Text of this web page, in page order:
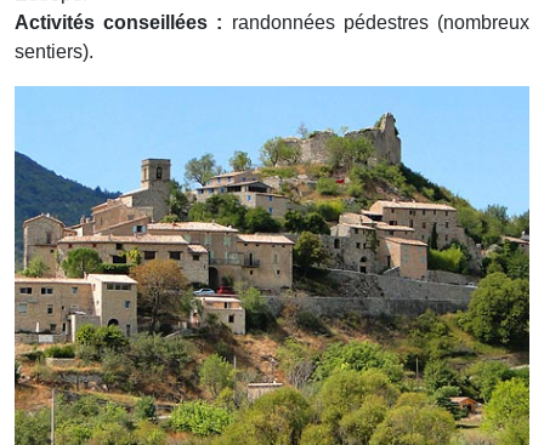
Activités conseillées : randonnées pédestres (nombreux
sentiers).